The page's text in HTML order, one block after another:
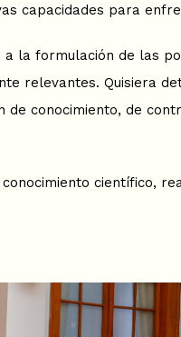
capacidades para
la formulación de las
relevantes. Quisiera
conocimiento, de
científico,